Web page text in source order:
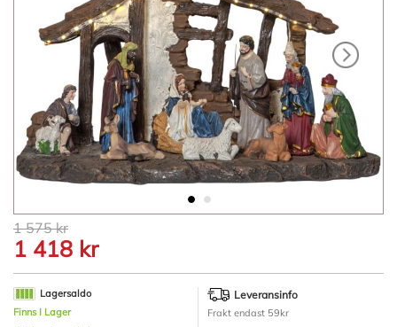
Hoppa
till
början
av
bildgalleriet
1 575 kr
1 418 kr
Lagersaldo
Finns I Lager
Leveransinfo
Frakt endast 59kr